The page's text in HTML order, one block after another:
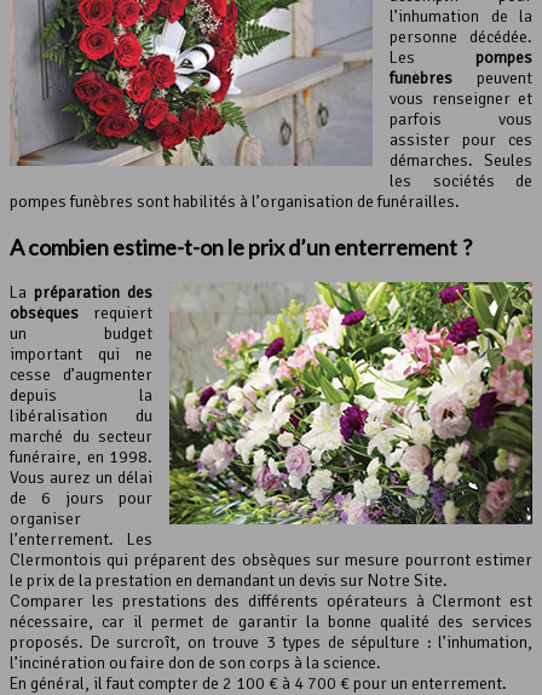
l’inhumation de la
personne décédée.
Les pompes
funèbres peuvent
vous renseigner et
parfois vous
assister pour ces
démarches. Seules
les sociétés de
pompes funèbres sont habilités à l’organisation de funérailles.
A combien estime-t-on le prix d’un enterrement ?
La préparation des
obsèques requiert
un budget
important qui ne
cesse d’augmenter
depuis la
libéralisation du
marché du secteur
funéraire, en 1998.
Vous aurez un délai
de 6 jours pour
organiser
l’enterrement. Les
Clermontois qui préparent des obsèques sur mesure pourront estimer
le prix de la prestation en demandant un devis sur Notre Site.
Comparer les prestations des différents opérateurs à Clermont est
nécessaire, car il permet de garantir la bonne qualité des services
proposés. De surcroît, on trouve 3 types de sépulture : l’inhumation,
l’incinération ou faire don de son corps à la science.
En général, il faut compter de 2 100 € à 4 700 € pour un enterrement.